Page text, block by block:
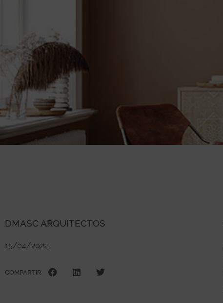
DMASC ARQUITECTOS
15/04/2022
COMPARTIR